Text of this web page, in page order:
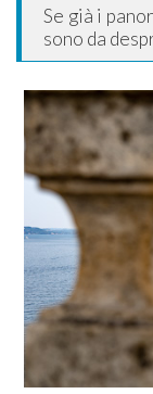
Se già i
sono da